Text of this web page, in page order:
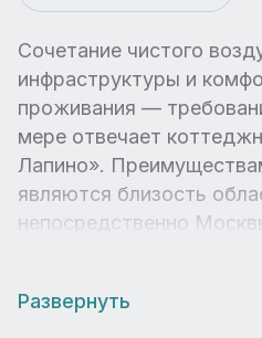
Сочетание чистого
инфраструктуры и
проживания —
мере отвечает
Лапино».
являются близость
непосредственно
Развернуть